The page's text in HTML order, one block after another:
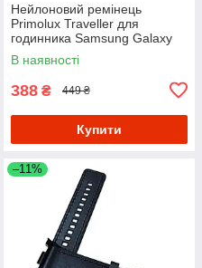
Нейлоновий ремінець
Primolux Traveller для
годинника Samsung Galaxy
Watch 8 (46 mm / 44 mm / 40
mm) - Army Green
В наявності
388 ₴ 449 ₴
Купити
–11%